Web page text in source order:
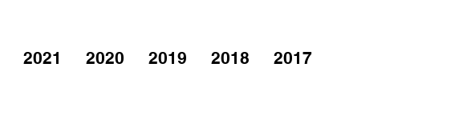
2021 2020 2019 2018 2017